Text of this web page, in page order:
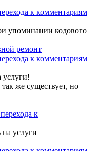
ремонт